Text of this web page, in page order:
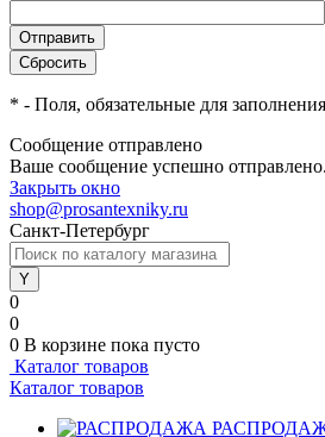
* - Поля, обязательные для заполнения
Сообщение отправлено
Ваше сообщение успешно
Закрыть окно
shop@prosantexniky.ru
Санкт-Петербург
0
0
0 В корзине пока пусто
Каталог товаров
Каталог товаров